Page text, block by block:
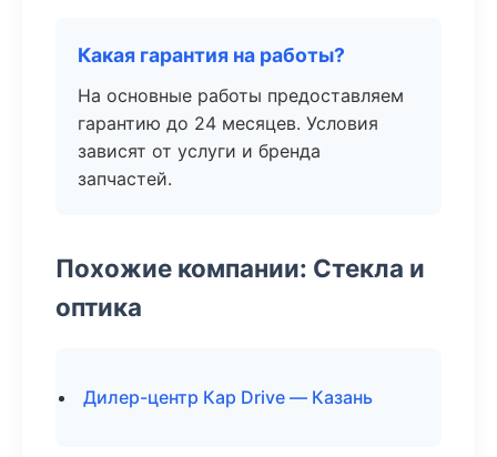
Какая гарантия на работы?
На основные работы предоставляем
гарантию до 24 месяцев. Условия
зависят от услуги и бренда
запчастей.
Похожие компании: Стекла и
оптика
Дилер-центр Кар Drive — Казань